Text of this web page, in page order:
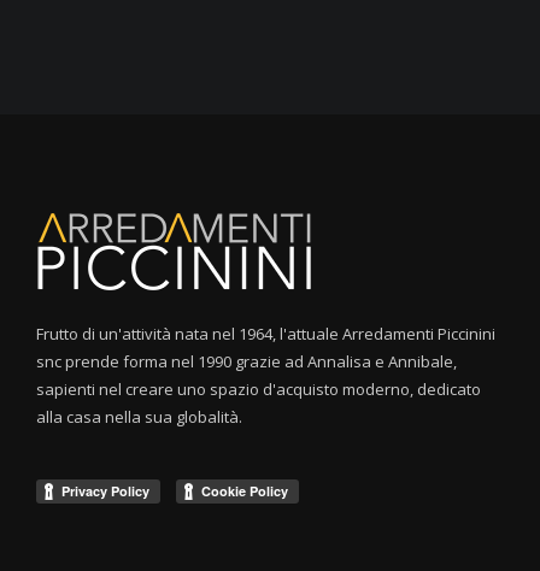
Frutto di un'attività nata nel 1964, l'attuale Arredamenti Piccinini
snc prende forma nel 1990 grazie ad Annalisa e Annibale,
sapienti nel creare uno spazio d'acquisto moderno, dedicato
alla casa nella sua globalità.